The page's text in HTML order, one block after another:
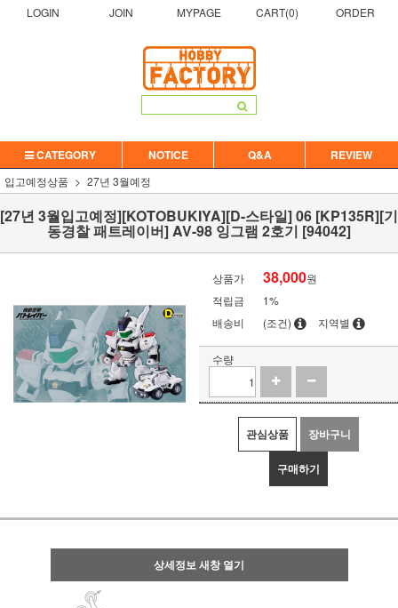
LOGIN JOIN MYPAGE CART(0) ORDER
CATEGORY NOTICE Q&A REVIEW
입고예정상품 27년 3월예정
[27년 3월입고예정][KOTOBUKIYA][D-스타일] 06 [KP135R][기
동경찰 패트레이버] AV-98 잉그램 2호기 [94042]
상품가 38,000원
적립금
1%
배송비
(조건) 지역별
수량
관심상품 장바구니
구매하기
상세정보 새창 열기